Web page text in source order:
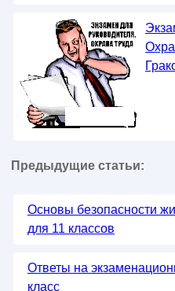
Предыдущие статьи:
Основы безопасности
для 11 классов
Ответы на
класс